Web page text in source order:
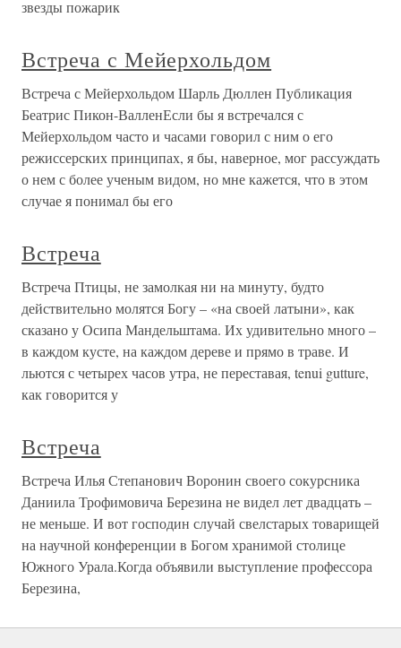
звезды пожарик
Встреча с Мейерхольдом
Встреча с Мейерхольдом Шарль Дюллен Публикация
Беатрис Пикон-ВалленЕсли бы я встречался с
Мейерхольдом часто и часами говорил с ним о его
режиссерских принципах, я бы, наверное, мог рассуждать
о нем с более ученым видом, но мне кажется, что в этом
случае я понимал бы его
Встреча
Встреча Птицы, не замолкая ни на минуту, будто
действительно молятся Богу – «на своей латыни», как
сказано у Осипа Мандельштама. Их удивительно много –
в каждом кусте, на каждом дереве и прямо в траве. И
льются с четырех часов утра, не переставая, tenui gutture,
как говорится у
Встреча
Встреча Илья Степанович Воронин своего сокурсника
Даниила Трофимовича Березина не видел лет двадцать –
не меньше. И вот господин случай свелстарых товарищей
на научной конференции в Богом хранимой столице
Южного Урала.Когда объявили выступление профессора
Березина,